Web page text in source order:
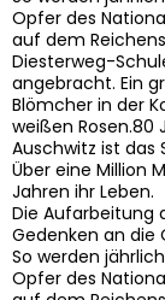
Opfer des
auf dem
Diesterweg-
angebracht. Ein
Blömcher in der
weißen Rosen.80
Auschwitz ist das
Über eine Million
Jahren ihr Leben.
Die Aufarbeitung
Gedenken an die
So werden
Opfer des